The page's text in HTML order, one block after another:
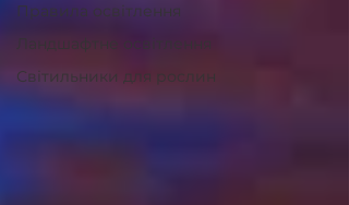
Правила освітлення
Ландшафтне освітлення
Світильники для рослин